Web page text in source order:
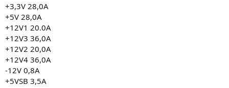
+3,3V 28,0A
+5V 28,0A
+12V1 20.0A
+12V3 36,0A
+12V2 20,0A
+12V4 36,0A
-12V 0,8A
+5VSB 3,5A